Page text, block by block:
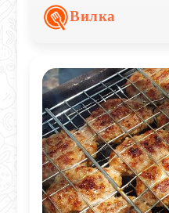
делают вкус
домашним.
Вилка